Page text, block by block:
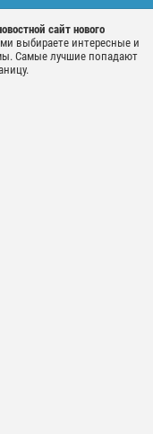
сайт нового
выбираете интересные и
Самые лучшие попадают